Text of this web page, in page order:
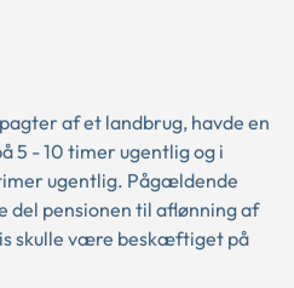
af et landbrug, havde en
5 - 10 timer ugentlig og i
ugentlig. Pågældende
del pensionen til aflønning af
skulle være beskæftiget på